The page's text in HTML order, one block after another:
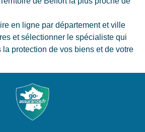
en ligne par département et ville
et sélectionner le spécialiste qui
protection de vos biens et de votre